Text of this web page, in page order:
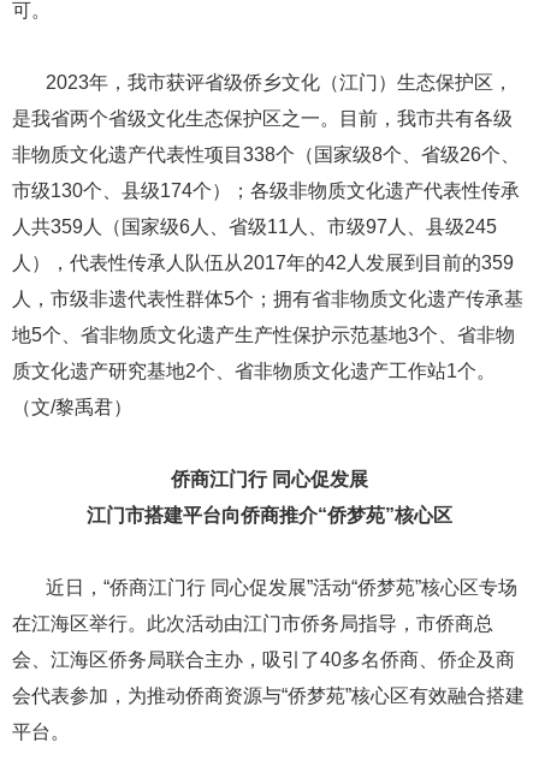
可。
​​​​​​​ ​​​​​​​2023年，我市获评省级侨乡文化（江门）生态保护区，
是我省两个省级文化生态保护区之一。目前，我市共有各级
非物质文化遗产代表性项目338个（国家级8个、省级26个、
市级130个、县级174个）；各级非物质文化遗产代表性传承
人共359人（国家级6人、省级11人、市级97人、县级245
人），代表性传承人队伍从2017年的42人发展到目前的359
人，市级非遗代表性群体5个；拥有省非物质文化遗产传承基
地5个、省非物质文化遗产生产性保护示范基地3个、省非物
质文化遗产研究基地2个、省非物质文化遗产工作站1个。
（文/黎禹君）
侨商江门行 同心促发展
江门市搭建平台向侨商推介“侨梦苑”核心区
​​​​​​​ ​​​​​​​近日，“侨商江门行 同心促发展”活动“侨梦苑”核心区专场
在江海区举行。此次活动由江门市侨务局指导，市侨商总
会、江海区侨务局联合主办，吸引了40多名侨商、侨企及商
会代表参加，为推动侨商资源与“侨梦苑”核心区有效融合搭建
平台。